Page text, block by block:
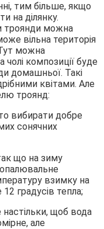
тим більше, якщо
на ділянку.
троянди можна
вільна територія
можна
композиції буде
домашньої. Такі
квітами. Але
троянд:
вибирати добре
сонячних
що на зиму
взимку на
градусів тепла;
щоб вода
але